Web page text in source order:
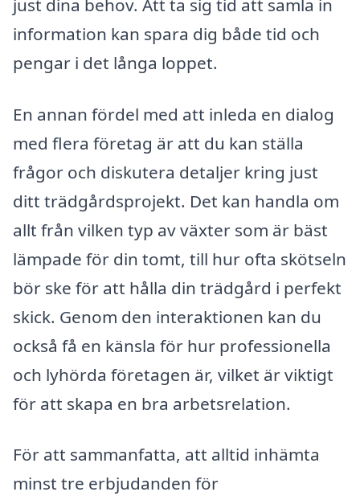
just dina behov. Att ta sig tid att samla in
information kan spara dig både tid och
pengar i det långa loppet.
En annan fördel med att inleda en dialog
med flera företag är att du kan ställa
frågor och diskutera detaljer kring just
ditt trädgårdsprojekt. Det kan handla om
allt från vilken typ av växter som är bäst
lämpade för din tomt, till hur ofta skötseln
bör ske för att hålla din trädgård i perfekt
skick. Genom den interaktionen kan du
också få en känsla för hur professionella
och lyhörda företagen är, vilket är viktigt
för att skapa en bra arbetsrelation.
För att sammanfatta, att alltid inhämta
minst tre erbjudanden för